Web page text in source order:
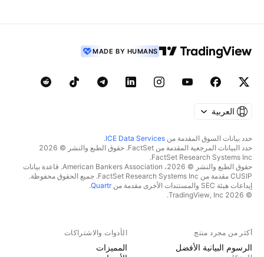
MADE BY HUMANS
العربية
حدد بيانات السوق المقدمة من ICE Data Services
.
حدد البيانات المرجعية المقدمة من FactSet. حقوق الطبع والنشر © 2026
FactSet Research Systems Inc.
حقوق الطبع والنشر © 2026، American Bankers Association. قاعدة بيانات
CUSIP مقدمة من FactSet Research Systems Inc. جميع الحقوق محفوظة.
إيداعات هيئة SEC والمستندات الأخرى مقدمة من
Quartr
.
© 2026 TradingView, Inc.
أكثر من مجرد منتج
الرسوم البيانية الأفضل
الأدوات والاشتراكات
المميزات